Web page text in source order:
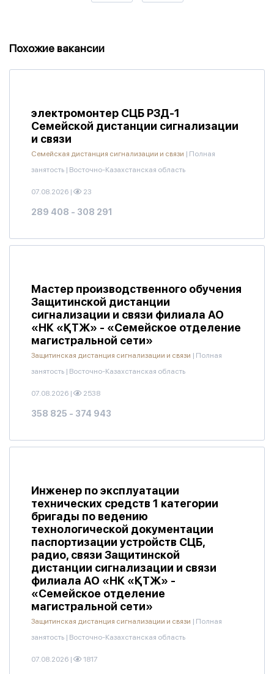
Похожие вакансии
электромонтер СЦБ РЗД-1
Семейской дистанции сигнализации
и связи
Семейская дистанция сигнализации и связи | Полная
занятость | Восточно-Казахстанская область
07.08.2026 | 23
289 408 - 308 291
Мастер производственного обучения
Защитинской дистанции
сигнализации и связи филиала АО
«НК «ҚТЖ» - «Семейское отделение
магистральной сети»
Защитинская дистанция сигнализации и связи | Полная
занятость | Восточно-Казахстанская область
07.08.2026 | 2538
358 825 - 374 943
Инженер по эксплуатации
технических средств 1 категории
бригады по ведению
технологической документации
паспортизации устройств СЦБ,
радио, связи Защитинской
дистанции сигнализации и связи
филиала АО «НК «ҚТЖ» -
«Семейское отделение
магистральной сети»
Защитинская дистанция сигнализации и связи | Полная
занятость | Восточно-Казахстанская область
07.08.2026 | 1817